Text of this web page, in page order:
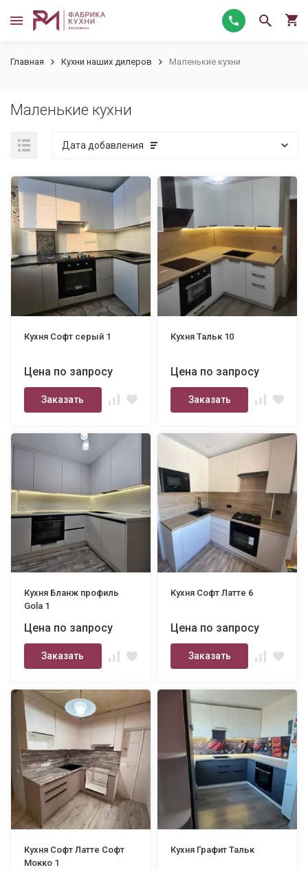
Главная Кухни наших дилеров Маленькие кухни
Маленькие кухни
Дата добавления
Кухня Софт серый 1
Цена по запросу
Заказать
Кухня Тальк 10
Цена по запросу
Заказать
Кухня Бланж профиль
Gola 1
Цена по запросу
Заказать
Кухня Софт Латте 6
Цена по запросу
Заказать
Кухня Софт Латте Софт
Мокко 1
Кухня Графит Тальк